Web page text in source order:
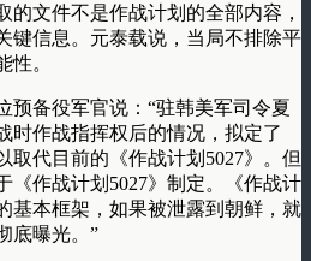
的文件不是作战计划的全部内容，
键信息。元泰载说，当局不排除平
性。
预备役军官说：“驻韩美军司令夏
时作战指挥权后的情况，拟定了
取代目前的《作战计划5027》。但
《作战计划5027》制定。《作战计
基本框架，如果被泄露到朝鲜，就
底曝光。”